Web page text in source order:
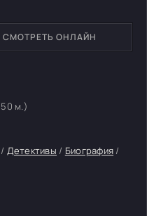
м.)
Детективы / Биография /
СМОТРЕТЬ ОНЛАЙН